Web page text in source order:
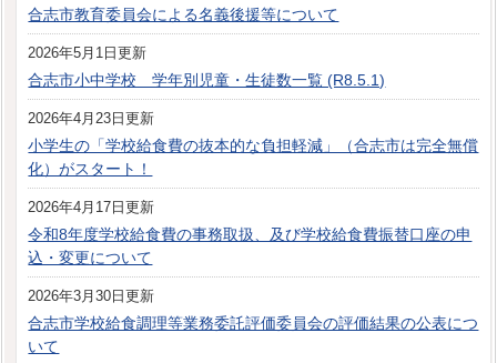
合志市教育委員会による名義後援等について
2026年5月1日更新
合志市小中学校 学年別児童・生徒数一覧 (R8.5.1)
2026年4月23日更新
小学生の「学校給食費の抜本的な負担軽減」（合志市は完全無償
化）がスタート！
2026年4月17日更新
令和8年度学校給食費の事務取扱、及び学校給食費振替口座の申
込・変更について
2026年3月30日更新
合志市学校給食調理等業務委託評価委員会の評価結果の公表につ
いて